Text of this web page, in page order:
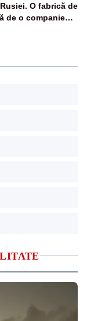
O fabrică de
de o companie
rachetă